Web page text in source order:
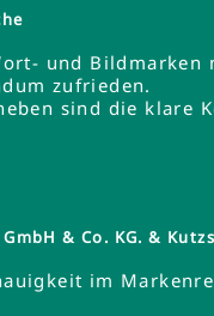
und
zufrieden.
sind die klare
& Co. KG. &
im